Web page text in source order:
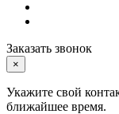
Заказать звонок
×
Укажите свой
ближайшее время.